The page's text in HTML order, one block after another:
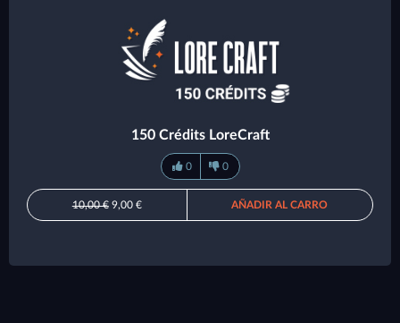
150 Crédits LoreCraft
0 0
10,00 €9,00 € AÑADIR AL CARRO